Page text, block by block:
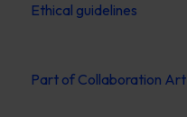
Ethical guidelines
Part of Collaboration Art